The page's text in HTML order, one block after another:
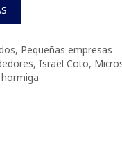
, Pequeñas empresas
, Israel Coto,